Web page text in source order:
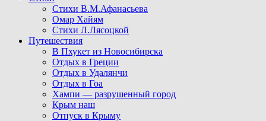
Стихи В.М.Афанасьева
Омар Хайям
Стихи Л.Лясоцкой
Путешествия
В Пхукет из Новосибирска
Отдых в Греции
Отдых в Удалянчи
Отдых в Гоа
Хампи — разрушенный город
Крым наш
Отпуск в Крыму